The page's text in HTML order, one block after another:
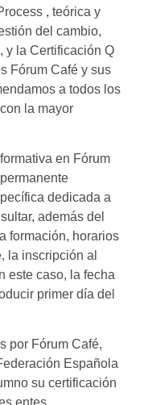
, teórica y
del cambio, 
y la Certificación Q
Fórum Café y sus
a todos los
la mayor
en Fórum
dedicada a
además del
formación, horarios
la inscripción al
este caso, la fecha
primer día del
por Fórum Café,
Española
su certificación